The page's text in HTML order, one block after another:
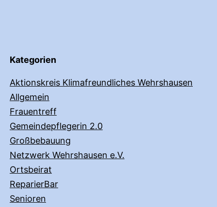
Kategorien
Aktionskreis Klimafreundliches Wehrshausen
Allgemein
Frauentreff
Gemeindepflegerin 2.0
Großbebauung
Netzwerk Wehrshausen e.V.
Ortsbeirat
ReparierBar
Senioren